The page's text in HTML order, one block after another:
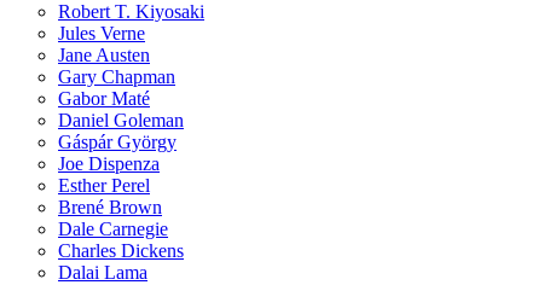
Robert T. Kiyosaki
Jules Verne
Jane Austen
Gary Chapman
Gabor Maté
Daniel Goleman
Gáspár György
Joe Dispenza
Esther Perel
Brené Brown
Dale Carnegie
Charles Dickens
Dalai Lama